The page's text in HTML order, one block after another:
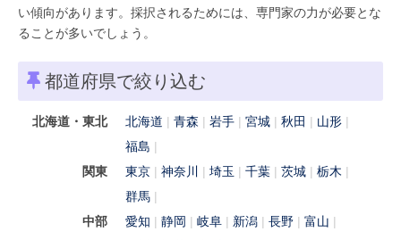
い傾向があります。採択されるためには、専門家の力が必要とな
ることが多いでしょう。
都道府県で絞り込む
北海道・東北 北海道 青森 岩手 宮城 秋田
山形
福島
関東
東京 神奈川 埼玉 千葉 茨城
栃木
群馬
中部
愛知 静岡 岐阜 新潟 長野
富山